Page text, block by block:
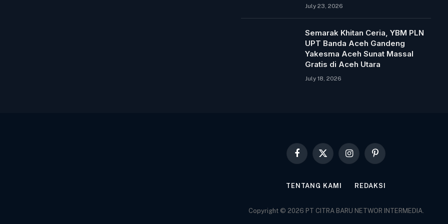
July 23, 2026
Semarak Khitan Ceria, YBM PLN
UPT Banda Aceh Gandeng
Yakesma Aceh Sunat Massal
Gratis di Aceh Utara
July 18, 2026
Facebook
X
InstagramPinterest
TENTANG KAMI REDAKSI
Copyright © 2026 PT CITRA BARU NETWOR INTERMEDIA.